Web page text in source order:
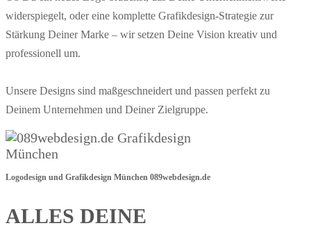
widerspiegelt, oder eine komplette Grafikdesign-Strategie zur
Stärkung Deiner Marke – wir setzen Deine Vision kreativ und
professionell um.
Unsere Designs sind maßgeschneidert und passen perfekt zu
Deinem Unternehmen und Deiner Zielgruppe.
Logodesign und Grafikdesign München 089webdesign.de
ALLES DEINE